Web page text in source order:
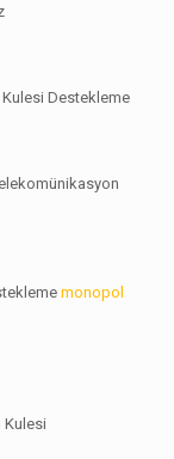
Destekleme
monopol
Kulesi